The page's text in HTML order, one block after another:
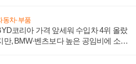
동차·부품
코리아 가격 앞세워 수입차 4위 올랐
만, BMW·벤츠보다 높은 공임비에 소비